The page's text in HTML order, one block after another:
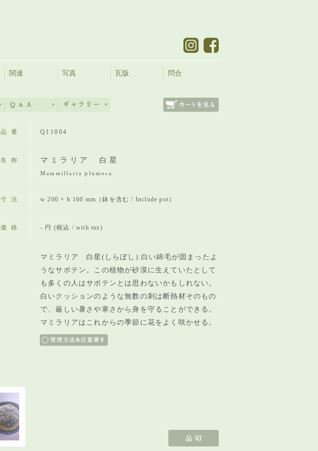
関連 写真 瓦版 問合
品番 Q11004
名称 マミラリア 白星
Mammillaria plumosa
寸法 w 200 × h 160 mm（鉢を含む / Include pot）
価格 - 円 (税込 / with tax)
マミラリア 白星(しらぼし):白い綿毛が固まったよ
うなサボテン。 この植物が砂漠に生えていたとして
も多くの人はサボテンとは思わ ないかもしれない。
白いクッションのような無数の刺は断熱材そのもの
で、 厳しい暑さや寒さから身を守ることができる。
マミラリアはこれからの季節に花をよく咲かせる。